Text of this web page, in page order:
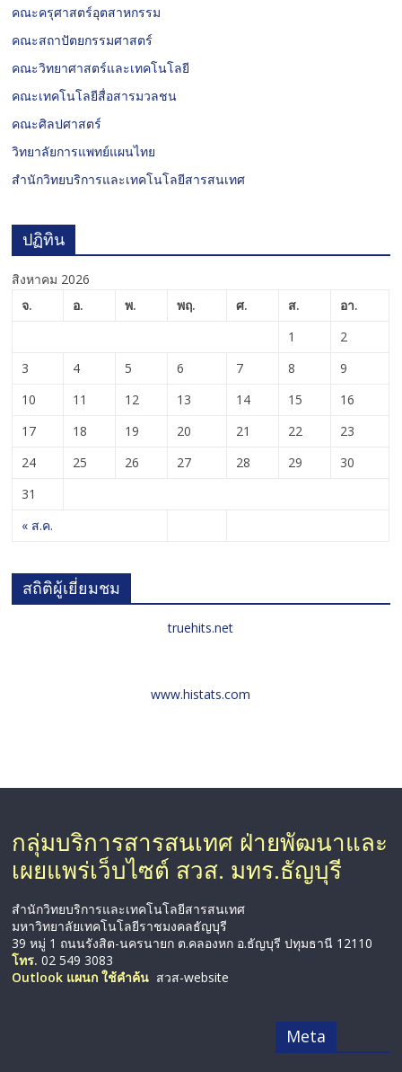
คณะครุศาสตร์อุตสาหกรรม
คณะสถาปัตยกรรมศาสตร์
คณะวิทยาศาสตร์และเทคโนโลยี
คณะเทคโนโลยีสื่อสารมวลชน
คณะศิลปศาสตร์
วิทยาลัยการแพทย์แผนไทย
สำนักวิทยบริการและเทคโนโลยีสารสนเทศ
ปฏิทิน
สิงหาคม 2026
จ.
อ. พ. พฤ. ศ. ส. อา.
« ส.ค.
1
2
3
4 5 6 7 8
9
10
11 12 13 14 15
16
17
18 19 20 21 22
23
24
25 26 27 28 29
30
31
สถิติผู้เยี่ยมชม
truehits.net
www.histats.com
กลุ่มบริการสารสนเทศ ฝ่ายพัฒนาและ
เผยแพร่เว็บไซต์ สวส. มทร.ธัญบุรี
สำนักวิทยบริการและเทคโนโลยีสารสนเทศ
มหาวิทยาลัยเทคโนโลยีราชมงคลธัญบุรี
39 หมู่ 1 ถนนรังสิต-นครนายก ต.คลองหก อ.ธัญบุรี ปทุมธานี 12110
โทร. 02 549 3083
Outlook แผนก ใช้คำค้น สวส-website
Meta